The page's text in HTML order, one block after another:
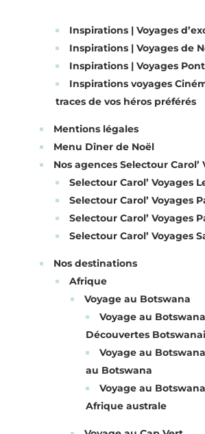
Inspirations | Voyages
Inspirations | Voyages de
Inspirations | Voyages
Inspirations voyages
traces de vos héros préférés
Mentions légales
Menu Dîner de Noël
Nos agences Selectour Carol’
Selectour Carol’ Voyages
Selectour Carol’ Voyages
Selectour Carol’ Voyages
Selectour Carol’ Voyages
Nos destinations
Afrique
Voyage au Botswana
Voyage au
Découvertes
Voyage au
au Botswana
Voyage au
Afrique australe